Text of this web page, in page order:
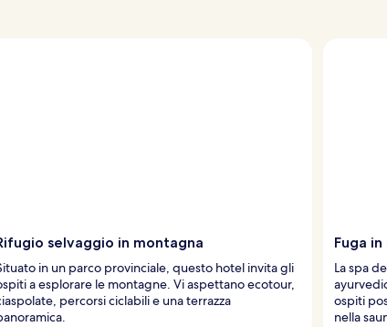
selvaggio in montagna
in un parco provinciale, questo hotel invita gli
a esplorare le montagne. Vi aspettano ecotour,
percorsi ciclabili e una terrazza
Fuga
La spa
ospiti
nella